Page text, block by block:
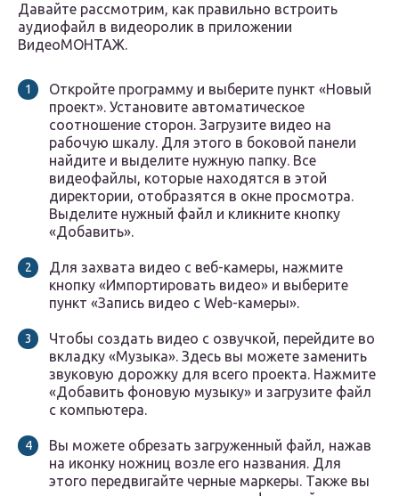
Давайте рассмотрим, как правильно встроить
аудиофайл в видеоролик в приложении
ВидеоМОНТАЖ.
Откройте программу и выберите пункт «Новый
проект». Установите автоматическое
соотношение сторон. Загрузите видео на
рабочую шкалу. Для этого в боковой панели
найдите и выделите нужную папку. Все
видеофайлы, которые находятся в этой
директории, отобразятся в окне просмотра.
Выделите нужный файл и кликните кнопку
«Добавить».
Для захвата видео с веб-камеры, нажмите
кнопку «Импортировать видео» и выберите
пункт «Запись видео с Web-камеры».
Чтобы создать видео с озвучкой, перейдите во
вкладку «Музыка». Здесь вы можете заменить
звуковую дорожку для всего проекта. Нажмите
«Добавить фоновую музыку» и загрузите файл
с компьютера.
Вы можете обрезать загруженный файл, нажав
на иконку ножниц возле его названия. Для
этого передвигайте черные маркеры. Также вы